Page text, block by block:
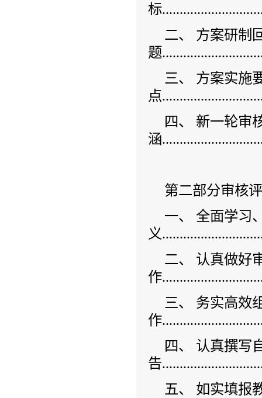
标
二、 方案研制
题
三、 方案实施
点
四、 新一轮审
涵
第二部分审核
一、 全面学习
义
二、 认真做好
作
三、 务实高效
作
四、 认真撰写
告
五、 如实填报